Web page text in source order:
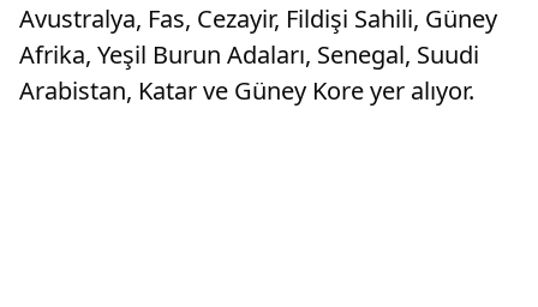
Avustralya, Fas, Cezayir, Fildişi Sahili, Güney
Afrika, Yeşil Burun Adaları, Senegal, Suudi
Arabistan, Katar ve Güney Kore yer alıyor.